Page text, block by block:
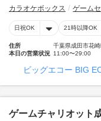
カラオケボックス ゲーム
日祝OK 21時以降OK
住所
千葉県成田市花崎
本日の営業状況 11:00〜29:00
ビッグエコー BIG
ゲームチャリオット